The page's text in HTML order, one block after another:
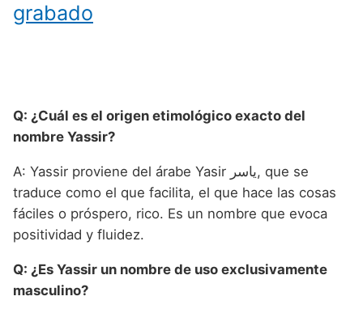
grabado
Q: ¿Cuál es el origen etimológico exacto del
nombre Yassir?
A: Yassir proviene del árabe Yasir ياسر, que se
traduce como el que facilita, el que hace las cosas
fáciles o próspero, rico. Es un nombre que evoca
positividad y fluidez.
Q: ¿Es Yassir un nombre de uso exclusivamente
masculino?